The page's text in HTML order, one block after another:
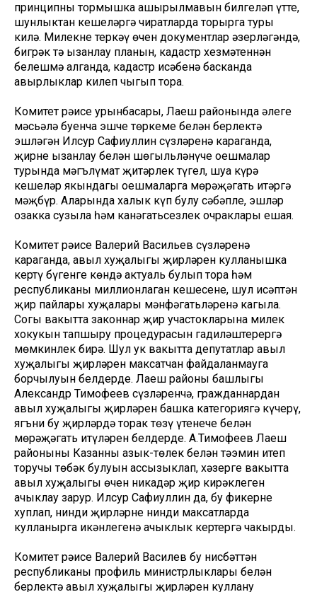
принципның тормышка ашырылмавын билгеләп үтте,
шунлыктан кешеләргә чиратларда торырга туры
килә. Милекне теркәү өчен документлар әзерләгәндә,
бигрәк тә ызанлау планын, кадастр хезмәтеннән
белешмә алганда, кадастр исәбенә басканда
авырлыклар килеп чыгып тора.
Комитет рәисе урынбасары, Лаеш районында әлеге
мәсьәлә буенча эшче төркеме белән берлектә
эшләгән Илсур Сафиуллин сүзләренә караганда,
җирне ызанлау белән шөгыльләнүче оешмалар
турында мәгълүмат җитәрлек түгел, шуңа күрә
кешеләр якындагы оешмаларга мөрәҗәгать итәргә
мәҗбүр. Аларында халык күп булу сәбәпле, эшләр
озакка сузыла һәм канәгатьсезлек очраклары ешая.
Комитет рәисе Валерий Васильев сүзләренә
караганда, авыл хуҗалыгы җирләрен кулланышка
кертү бүгенге көндә актуаль булып тора һәм
республиканың миллионлаган кешесенең, шул исәптән
җир пайлары хуҗалары мәнфәгатьләренә кагыла.
Соңгы вакытта законнар җир участокларына милек
хокукын тапшыру процедурасын гадиләштерергә
мөмкинлек бирә. Шул ук вакытта депутатлар авыл
хуҗалыгы җирләрен максатчан файдаланмауга
борчылуын белдерде. Лаеш районы башлыгы
Александр Тимофеев сүзләренчә, гражданнардан
авыл хуҗалыгы җирләрен башка категориягә күчерү,
ягъни бу җирләрдә торак төзү үтенече белән
мөрәҗәгать итүләрен белдерде. А.Тимофеев Лаеш
районының Казанны азык-төлек белән тәэмин итеп
торучы төбәк булуын ассызыклап, хәзерге вакытта
авыл хуҗалыгы өчен никадәр җир кирәклеген
ачыклау зарур. Илсур Сафиуллин да, бу фикерне
хуплап, нинди җирләрне нинди максатларда
кулланырга икәнлегенә ачыклык кертергә чакырды.
Комитет рәисе Валерий Василев бу нисбәттән
республиканың профиль министрлыклары белән
берлектә авыл хуҗалыгы җирләрен куллану